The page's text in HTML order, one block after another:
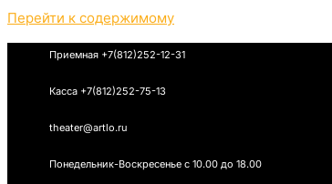
Перейти к содержимому
Приемная +7(812)252-12-31
Касса +7(812)252-75-13
theater@artlo.ru
Понедельник-Воскресенье c 10.00 до 18.00